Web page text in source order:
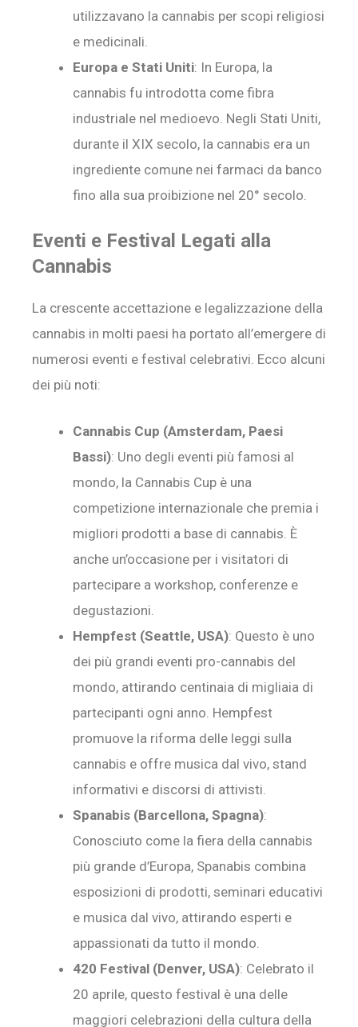
utilizzavano la cannabis per scopi religiosi
e medicinali.
Europa e Stati Uniti: In Europa, la
cannabis fu introdotta come fibra
industriale nel medioevo. Negli Stati Uniti,
durante il XIX secolo, la cannabis era un
ingrediente comune nei farmaci da banco
fino alla sua proibizione nel 20° secolo.
Eventi e Festival Legati alla
Cannabis
La crescente accettazione e legalizzazione della
cannabis in molti paesi ha portato all’emergere di
numerosi eventi e festival celebrativi. Ecco alcuni
dei più noti:
Cannabis Cup (Amsterdam, Paesi
Bassi): Uno degli eventi più famosi al
mondo, la Cannabis Cup è una
competizione internazionale che premia i
migliori prodotti a base di cannabis. È
anche un’occasione per i visitatori di
partecipare a workshop, conferenze e
degustazioni.
Hempfest (Seattle, USA): Questo è uno
dei più grandi eventi pro-cannabis del
mondo, attirando centinaia di migliaia di
partecipanti ogni anno. Hempfest
promuove la riforma delle leggi sulla
cannabis e offre musica dal vivo, stand
informativi e discorsi di attivisti.
Spanabis (Barcellona, Spagna):
Conosciuto come la fiera della cannabis
più grande d’Europa, Spanabis combina
esposizioni di prodotti, seminari educativi
e musica dal vivo, attirando esperti e
appassionati da tutto il mondo.
420 Festival (Denver, USA): Celebrato il
20 aprile, questo festival è una delle
maggiori celebrazioni della cultura della